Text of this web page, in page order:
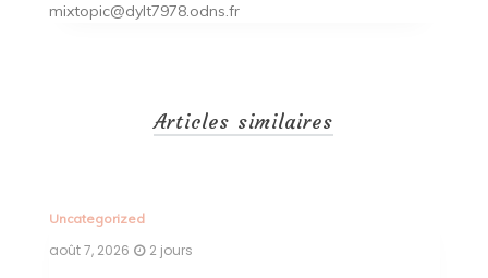
mixtopic@dylt7978.odns.fr
Articles similaires
Uncategorized
août 7, 2026 2 jours